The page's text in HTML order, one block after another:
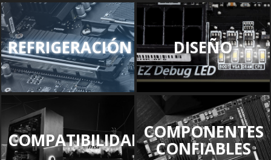
REFRIGERACIÓN DISEÑO
COMPATIBILIDADCOMPONENTES
CONFIABLES